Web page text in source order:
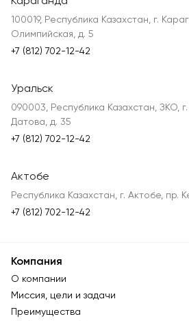
100019, Республика Казахстан, г.
Олимпийская, д. 5
+7 (812) 702-12-42
Уральск
090003, Республика Казахстан, ЗКО,
Датова, д. 35
+7 (812) 702-12-42
Актобе
Республика Казахстан, г. Актобе, пр.
+7 (812) 702-12-42
Компания
О компании
Миссия, цели и задачи
Преимущества